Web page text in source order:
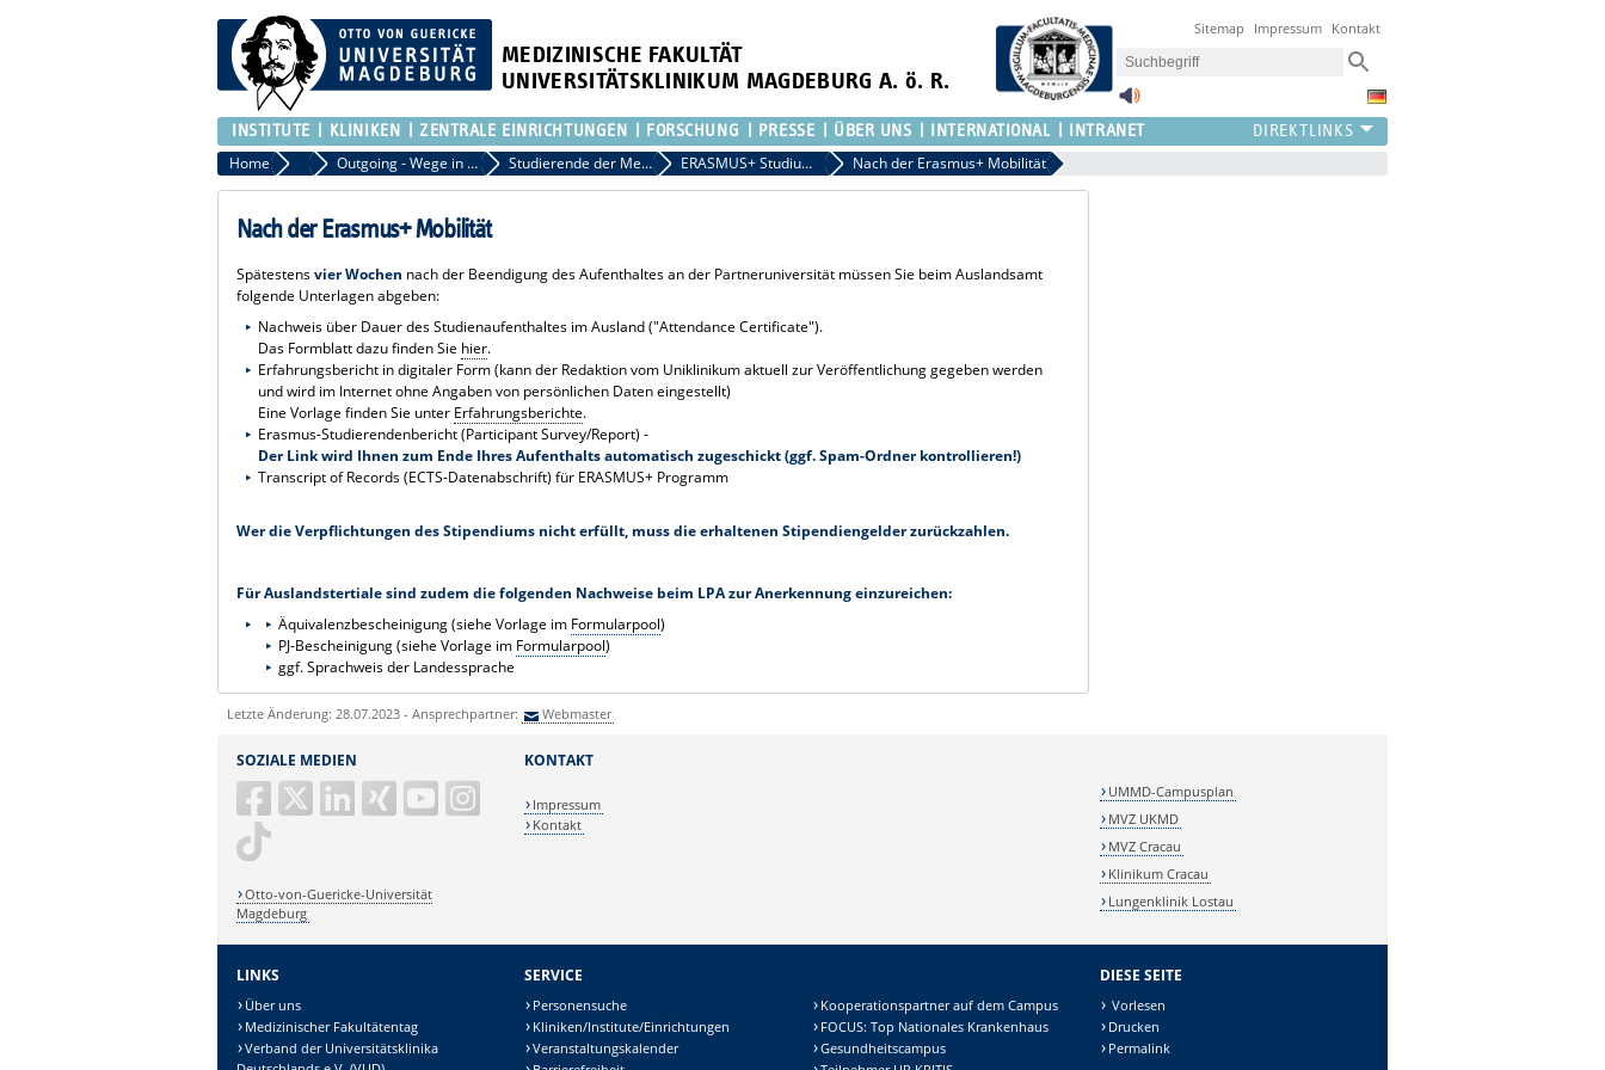
MEDIZINISCHE FAKULTÄT
UNIVERSITÄTSKLINIKUM MAGDEBURG A. ö. R.
Sitemap Impressum Kontakt
INSTITUTE KLINIKEN ZENTRALE EINRICHTUNGEN FORSCHUNG PRESSE ÜBER UNS INTERNATIONAL INTRANET
Home Akademisches Auslandsamt der Medizinischen Fakultät
Outgoing - Wege in die Welt Studierende der Medizinischen Fakultät ERASMUS+ Studium / PJ-Tertial Nach der Erasmus+ Mobilität
Nach der Erasmus+ Mobilität
Spätestensvier Wochen nach der Beendigung des Aufenthaltes an der Partneruniversität müssen Sie beim Auslandsamt
folgende Unterlagen abgeben:
Nachweis über Dauer des Studienaufenthaltes im Ausland ("Attendance Certificate").
Das Formblatt dazu finden Sie hier.
Erfahrungsbericht in digitaler Form (kann der Redaktion vom Uniklinikum aktuell zur Veröffentlichung gegeben werden
und wird im Internet ohne Angaben von persönlichen Daten eingestellt)
Eine Vorlage finden Sie unter Erfahrungsberichte.
Erasmus-Studierendenbericht (Participant Survey/Report) -
Der Link wird Ihnen zum Ende Ihres Aufenthalts automatisch zugeschickt (ggf. Spam-Ordner kontrollieren!)
Transcript of Records (ECTS-Datenabschrift) für ERASMUS+ Programm
Wer die Verpflichtungen des Stipendiums nicht erfüllt, muss die erhaltenen Stipendiengelder zurückzahlen.
Für Auslandstertiale sind zudem die folgenden Nachweise beim LPA zur Anerkennung einzureichen:
Äquivalenzbescheinigung (siehe Vorlage im Formularpool)
PJ-Bescheinigung (siehe Vorlage im Formularpool)
ggf. Sprachweis der Landessprache
Letzte Änderung: 28.07.2023 - Ansprechpartner: Webmaster
SOZIALE MEDIEN
Otto-von-Guericke-Universität
Magdeburg
KONTAKT
Impressum
Kontakt
UMMD-Campusplan
MVZ UKMD
MVZ Cracau
Klinikum Cracau
Lungenklinik Lostau
LINKS
Über uns
Medizinischer Fakultätentag
Verband der Universitätsklinika
SERVICE
Personensuche
Kliniken/Institute/Einrichtungen
Veranstaltungskalender
Kooperationspartner auf dem Campus
FOCUS: Top Nationales Krankenhaus
Gesundheitscampus
DIESE SEITE
Vorlesen
Drucken
Permalink